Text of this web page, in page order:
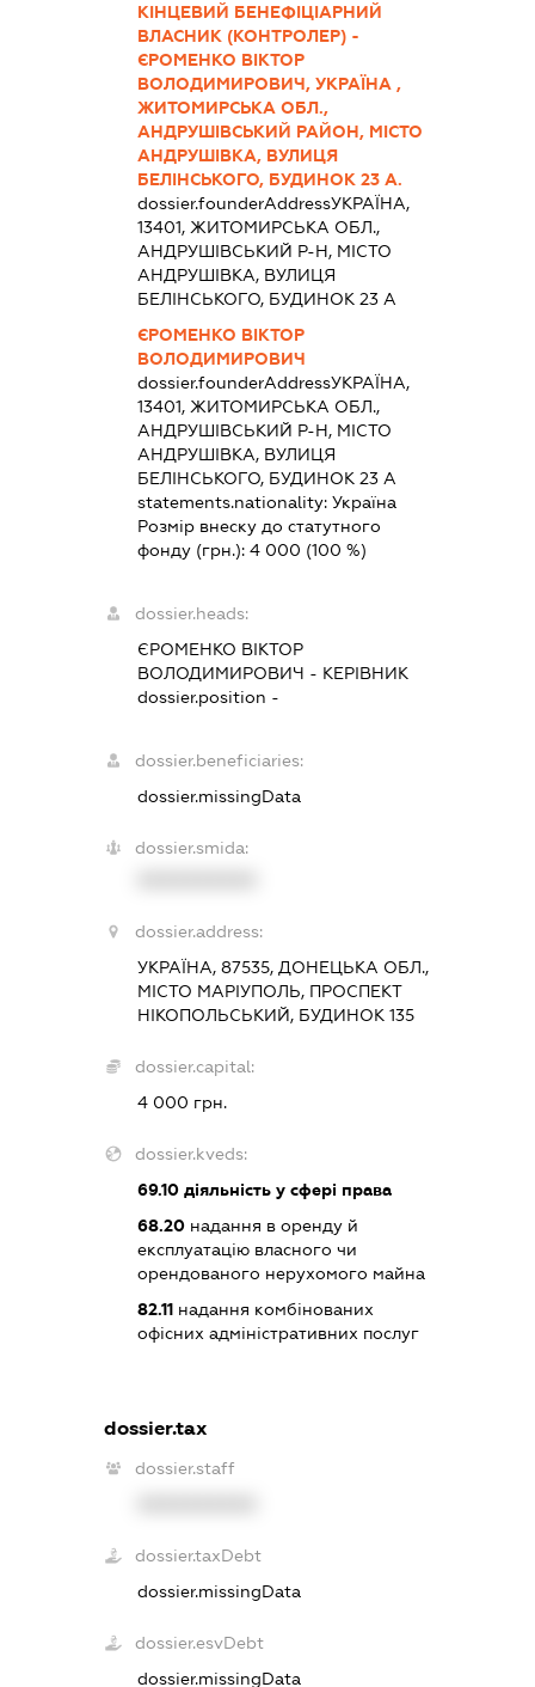
КІНЦЕВИЙ БЕНЕФІЦІАРНИЙ
ВЛАСНИК (КОНТРОЛЕР) -
ЄРОМЕНКО ВІКТОР
ВОЛОДИМИРОВИЧ, УКРАЇНА ,
ЖИТОМИРСЬКА ОБЛ.,
АНДРУШІВСЬКИЙ РАЙОН, МІСТО
АНДРУШІВКА, ВУЛИЦЯ
БЕЛІНСЬКОГО, БУДИНОК 23 А.
dossier.founderAddressУКРАЇНА,
13401, ЖИТОМИРСЬКА ОБЛ.,
АНДРУШІВСЬКИЙ Р-Н, МІСТО
АНДРУШІВКА, ВУЛИЦЯ
БЕЛІНСЬКОГО, БУДИНОК 23 А
ЄРОМЕНКО ВІКТОР
ВОЛОДИМИРОВИЧ
dossier.founderAddressУКРАЇНА,
13401, ЖИТОМИРСЬКА ОБЛ.,
АНДРУШІВСЬКИЙ Р-Н, МІСТО
АНДРУШІВКА, ВУЛИЦЯ
БЕЛІНСЬКОГО, БУДИНОК 23 А
statements.nationality: Україна
Розмір внеску до статутного
фонду (грн.): 4 000 (100 %)
dossier.heads:
ЄРОМЕНКО ВІКТОР
ВОЛОДИМИРОВИЧ - КЕРІВНИК
dossier.position -
dossier.beneficiaries:
dossier.missingData
dossier.smida:
dossier.address:
УКРАЇНА, 87535, ДОНЕЦЬКА ОБЛ.,
МІСТО МАРІУПОЛЬ, ПРОСПЕКТ
НІКОПОЛЬСЬКИЙ, БУДИНОК 135
dossier.capital:
4 000 грн.
dossier.kveds:
69.10діяльність у сфері права
68.20надання в оренду й
експлуатацію власного чи
орендованого нерухомого майна
82.11надання комбінованих
офісних адміністративних послуг
dossier.tax
dossier.staff
dossier.taxDebt
dossier.missingData
dossier.esvDebt
dossier.missingData